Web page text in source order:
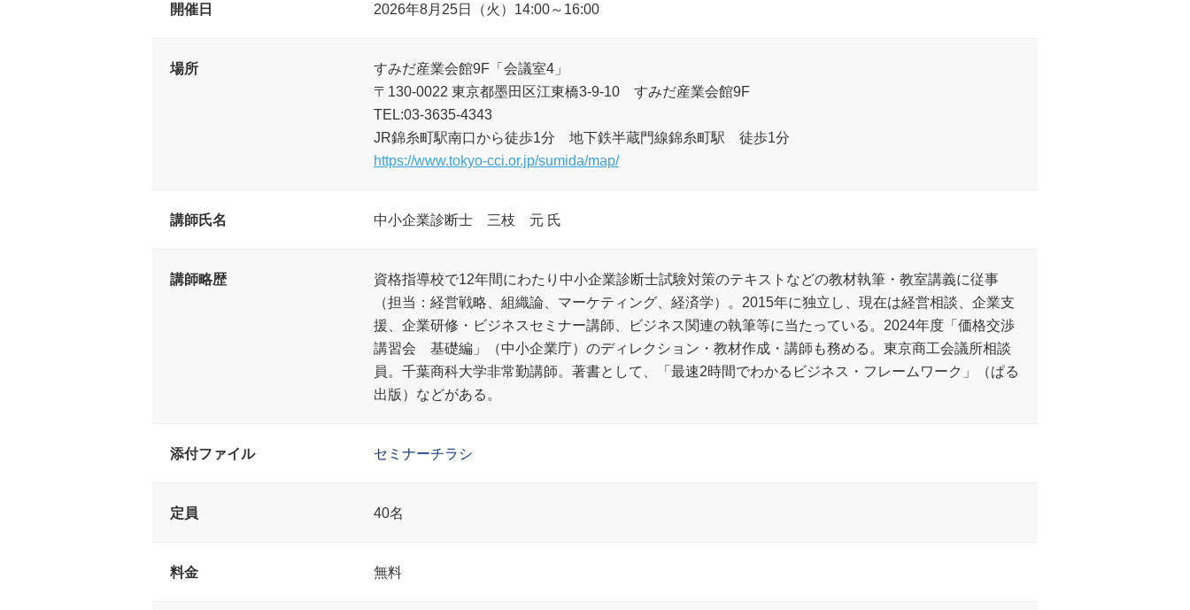
開催日 2026年8月25日（火）14:00～16:00
場所
すみだ産業会館9F「会議室4」
〒130-0022 東京都墨田区江東橋3-9-10 すみだ産業会館9F
TEL:03-3635-4343
JR錦糸町駅南口から徒歩1分 地下鉄半蔵門線錦糸町駅 徒歩1分
https://www.tokyo-cci.or.jp/sumida/map/
講師氏名 中小企業診断士 三枝 元 氏
講師略歴
資格指導校で12年間にわたり中小企業診断士試験対策のテキストなどの教材執筆・教室講義に従事
（担当：経営戦略、組織論、マーケティング、経済学）。2015年に独立し、現在は経営相談、企業支
援、企業研修・ビジネスセミナー講師、ビジネス関連の執筆等に当たっている。2024年度「価格交渉
講習会 基礎編」（中小企業庁）のディレクション・教材作成・講師も務める。東京商工会議所相談
員。千葉商科大学非常勤講師。著書として、「最速2時間でわかるビジネス・フレームワーク」（ぱる
出版）などがある。
添付ファイル セミナーチラシ
定員 40名
料金 無料